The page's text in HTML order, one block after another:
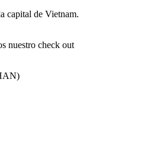
capital de Vietnam.
nuestro check out